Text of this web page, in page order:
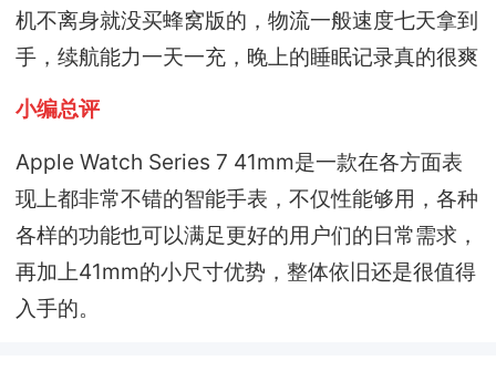
机不离身就没买蜂窝版的，物流一般速度七天拿到
手，续航能力一天一充，晚上的睡眠记录真的很爽
小编总评
Apple Watch Series 7 41mm是一款在各方面表
现上都非常不错的智能手表，不仅性能够用，各种
各样的功能也可以满足更好的用户们的日常需求，
再加上41mm的小尺寸优势，整体依旧还是很值得
入手的。